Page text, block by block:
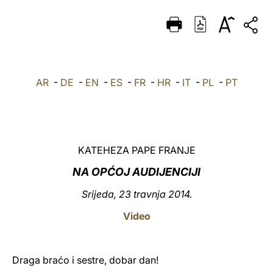
DEUTSCH
العربيّة AR- DE - EN - ES- FR- HR- IT- PL- PT
KATEHEZA PAPE FRANJE
NA OPĆOJ AUDIJENCIJI
Srijeda, 23 travnja 2014.
Video
Draga braćo i sestre, dobar dan!